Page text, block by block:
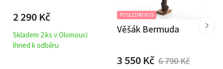
2 290Kč
Skladem 2 ks v Olomouci
ihned k odběru
POSLEDNÍ KUS
Věšák Bermuda
3 550Kč 6 790Kč